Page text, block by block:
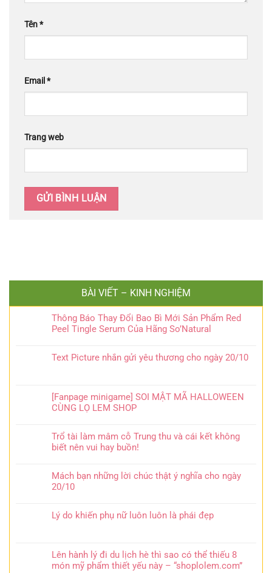
Tên*
Email *
Trang web
BÀI VIẾT – KINH NGHIỆM
Thông Báo Thay Đổi Bao Bì Mới Sản Phẩm Red
Peel Tingle Serum Của Hãng So’Natural
Text Picture nhắn gửi yêu thương cho ngày 20/10
[Fanpage minigame] SOI MẬT MÃ HALLOWEEN
CÙNG LỌ LEM SHOP
Trổ tài làm mâm cỗ Trung thu và cái kết không
biết nên vui hay buồn!
Mách bạn những lời chúc thật ý nghĩa cho ngày
20/10
Lý do khiến phụ nữ luôn luôn là phái đẹp
Lên hành lý đi du lịch hè thì sao có thể thiếu 8
món mỹ phẩm thiết yếu này – “shoplolem.com”